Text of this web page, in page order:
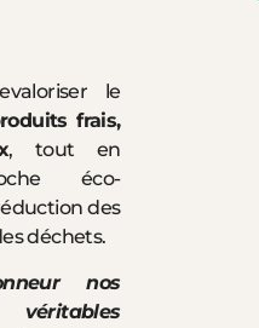
le
frais,
, tout en
éco-
des
déchets.
nos
véritables